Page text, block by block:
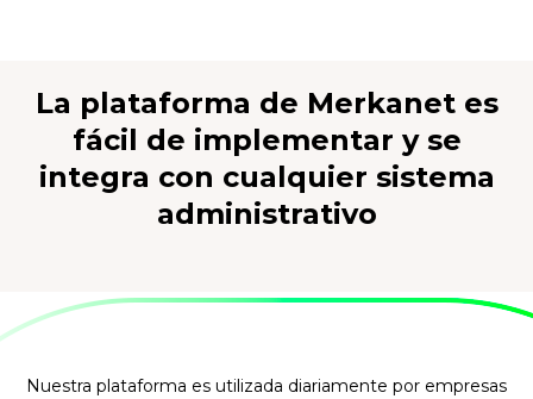
La plataforma de Merkanet es
fácil de implementar y se
integra con cualquier sistema
administrativo
Nuestra plataforma es utilizada diariamente por empresas